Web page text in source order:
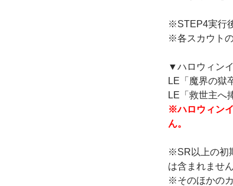
※STEP4実行
※各スカウト
▼ハロウィン
LE「魔界の
LE「救世主へ
※ハロウィン
ん。
※SR以上の初
は含まれません
※そのほかの